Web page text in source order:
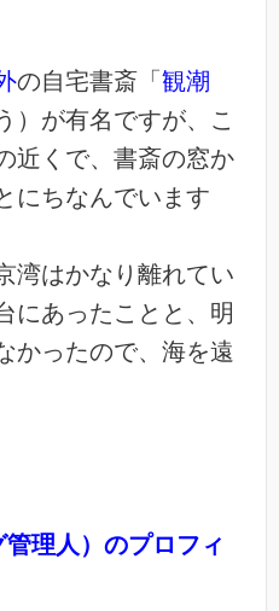
の自宅書斎「 観潮
）が有名ですが、こ
近くで、書斎の窓か
にちなんでいます
湾はかなり離れてい
にあったことと、明
かったので、海を遠
理人）のプロフィ